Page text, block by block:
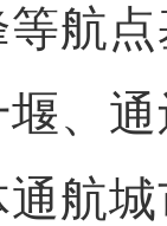
航
、
航